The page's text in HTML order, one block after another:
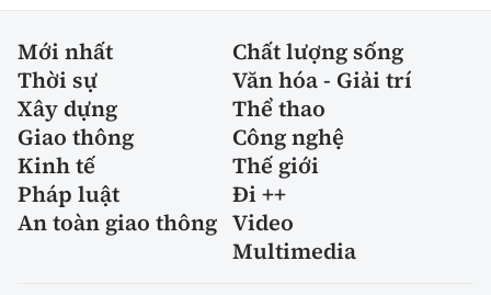
Mới nhất
Chất lượng sống
Thời sự
Văn hóa - Giải trí
Xây dựng
Thể thao
Giao thông
Công nghệ
Kinh tế
Thế giới
Pháp luật
Đi ++
An toàn giao thông Video
Multimedia